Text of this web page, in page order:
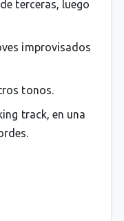
terceras, luego
improvisados
tonos.
track, en una